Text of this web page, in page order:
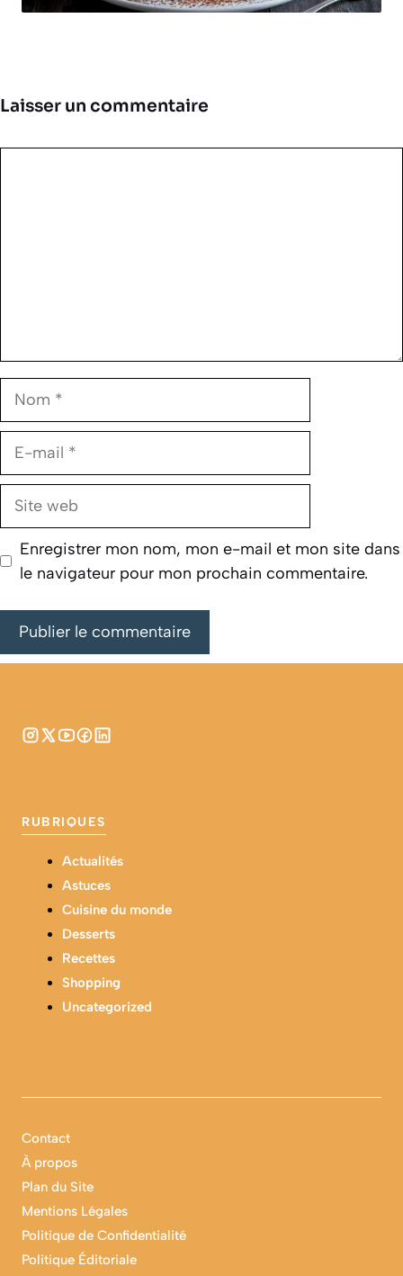
Laisser un commentaire
Nom
E-
Site
Enregistrer mon nom, mon e-mail et mon site dans
le navigateur pour mon prochain commentaire.
RUBRIQUES
Actualités
Astuces
Cuisine du monde
Desserts
Recettes
Shopping
Uncategorized
Contact
À propos
Plan du Site
Mentions Légales
Politique de Confidentialité
Politique Éditoriale